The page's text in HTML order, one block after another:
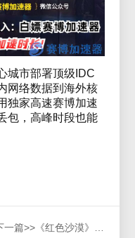
城市部署顶级IDC
网络数据到海外核
独家高速赛博加速
包，高峰时段也能
一篇>>《红色沙漠》个性化玩法曝光，《红色沙漠》用什么加速器比较好